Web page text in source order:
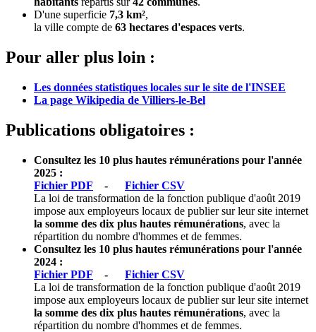
D'une superficie 7,3 km²,
la ville compte de 63 hectares d'espaces verts.
Pour aller plus loin :
Les données statistiques locales sur le site de l'INSEE
La page Wikipedia de Villiers-le-Bel
Publications obligatoires :
Consultez les 10 plus hautes rémunérations pour l'année
2025 :
Fichier PDF - Fichier CSV
La loi de transformation de la fonction publique d'août 2019
impose aux employeurs locaux de publier sur leur site internet
la somme des dix plus hautes rémunérations, avec la
répartition du nombre d'hommes et de femmes.
Consultez les 10 plus hautes rémunérations pour l'année
2024 :
Fichier PDF - Fichier CSV
La loi de transformation de la fonction publique d'août 2019
impose aux employeurs locaux de publier sur leur site internet
la somme des dix plus hautes rémunérations, avec la
répartition du nombre d'hommes et de femmes.